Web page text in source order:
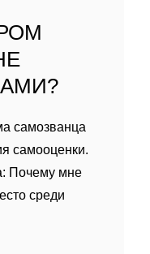
самозванца
самооценки.
Почему мне
среди